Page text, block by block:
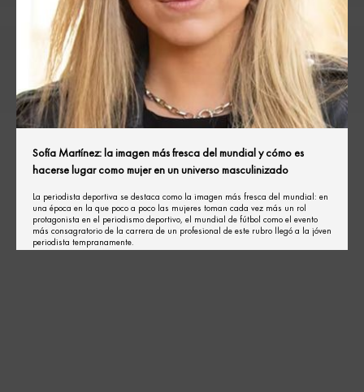
Sofía Martínez: la imagen más fresca del mundial y cómo es
hacerse lugar como mujer en un universo masculinizado
La periodista deportiva se destaca como la imagen más fresca del mundial: en
una época en la que poco a poco las mujeres toman cada vez más un rol
protagonista en el periodismo deportivo, el mundial de fútbol como el evento
más consagratorio de la carrera de un profesional de este rubro llegó a la jóven
periodista tempranamente.